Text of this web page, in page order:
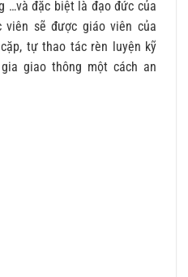
…và đặc biệt là đạo đức của
sẽ được giáo viên của
tự thao tác rèn luyện kỹ
giao thông một cách an